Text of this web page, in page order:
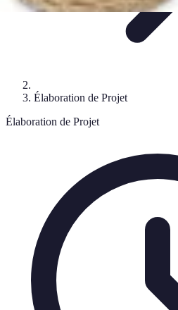
Élaboration de Projet
Élaboration de Projet